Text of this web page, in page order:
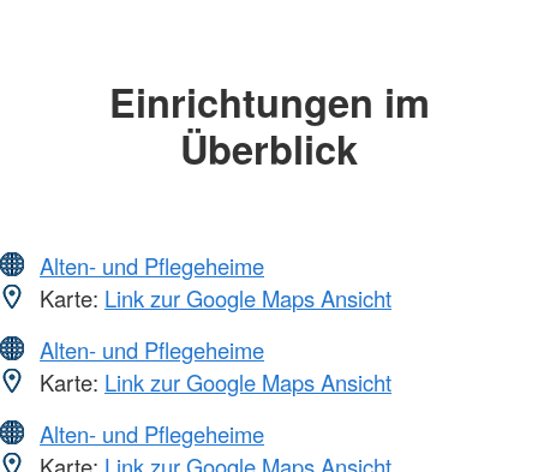
Einrichtungen im
Überblick
Alten- und Pflegeheime
Karte: Link zur Google Maps Ansicht
Alten- und Pflegeheime
Karte: Link zur Google Maps Ansicht
Alten- und Pflegeheime
Karte: Link zur Google Maps Ansicht